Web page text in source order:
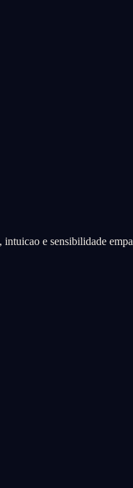
intuicao e sensibilidade